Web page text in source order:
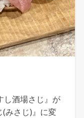
し酒場さじ』が
みさじ)』に変